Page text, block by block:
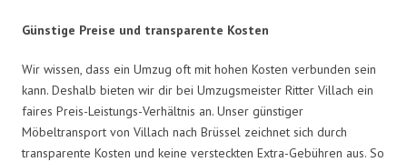
Günstige Preise und transparente Kosten
Wir wissen, dass ein Umzug oft mit hohen Kosten verbunden sein
kann. Deshalb bieten wir dir bei Umzugsmeister Ritter Villach ein
faires Preis-Leistungs-Verhältnis an. Unser günstiger
Möbeltransport von Villach nach Brüssel zeichnet sich durch
transparente Kosten und keine versteckten Extra-Gebühren aus. So